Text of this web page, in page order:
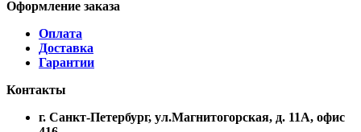
Оформление заказа
Оплата
Доставка
Гарантии
Контакты
г. Санкт-Петербург, ул.Магнитогорская, д. 11А, офис